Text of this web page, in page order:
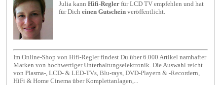
Julia kannHifi-Regler fürLCD TV empfehlen und hat
für Dicheinen Gutschein veröffentlicht.
Im Online-Shop von Hifi-Regler findest Du über 6.000 Artikel namhafter
Marken von hochwertiger Unterhaltungselektronik. Die Auswahl reicht
von Plasma-, LCD- & LED-TVs, Blu-rays, DVD-Playern & -Recordern,
HiFi & Home Cinema über Komplettanlagen,...